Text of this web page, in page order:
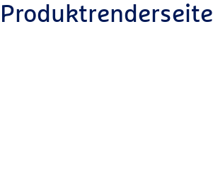
Produktrenderseite